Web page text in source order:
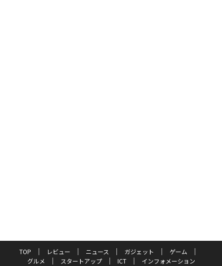
TOP レビュー ニュース ガジェット
ゲーム
グルメ
スタートアップ ICT
インフォメーション